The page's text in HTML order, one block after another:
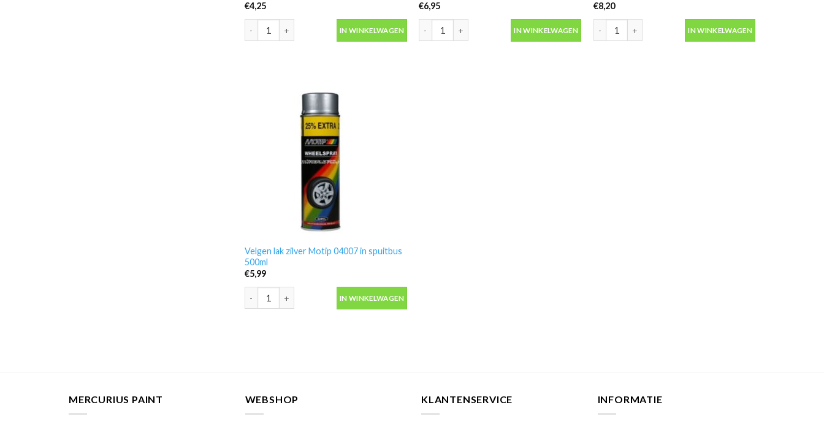
€4,25
IN WINKELWAGEN
€6,95
IN WINKELWAGEN
€8,20
IN WINKELWAGEN
Velgen lak zilver Motip 04007 in spuitbus
500ml
€5,99
IN WINKELWAGEN
MERCURIUS PAINT WEBSHOP KLANTENSERVICE INFORMATIE